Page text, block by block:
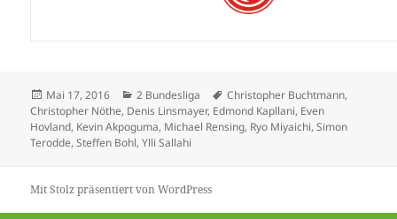
Veröffentlicht
am
Mai 17, 2016 Kategorien
2 Bundesliga Schlagwörter
Christopher Buchtmann,
Christopher Nöthe, Denis Linsmayer, Edmond Kapllani, Even
Hovland, Kevin Akpoguma, Michael Rensing, Ryo Miyaichi,Simon
Terodde,Steffen Bohl,Ylli Sallahi
Mit Stolz präsentiert von WordPress